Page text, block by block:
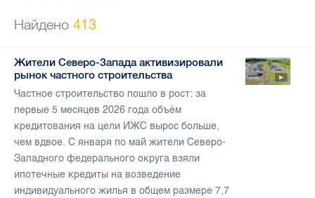
Найдено 413
Жители Северо-Запада активизировали
рынок частного строительства
Частное строительство пошло в рост: за
первые 5 месяцев 2026 года объём
кредитования на цели ИЖС вырос больше,
чем вдвое. С января по май жители Северо-
Западного федерального округа взяли
ипотечные кредиты на возведение
индивидуального жилья в общем размере 7,7